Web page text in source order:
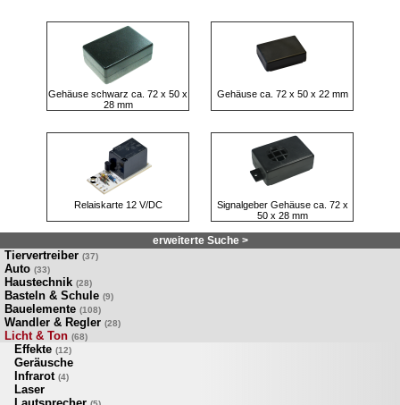
Gehäuse schwarz ca. 72 x 50 x
28 mm
Gehäuse ca. 72 x 50 x 22 mm
Relaiskarte 12 V/DC
Signalgeber Gehäuse ca. 72 x
50 x 28 mm
erweiterte Suche >
Tiervertreiber (37)
Auto (33)
Haustechnik (28)
Basteln & Schule (9)
Bauelemente (108)
Wandler & Regler (28)
Licht & Ton (68)
Effekte (12)
Geräusche
Infrarot (4)
Laser